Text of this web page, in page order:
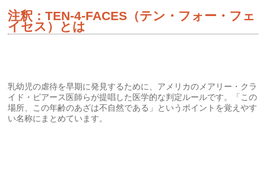
注釈：TEN-4-FACES（テン・フォー・フェ
イセス）とは
乳幼児の虐待を早期に発見するために、アメリカのメアリー・クラ
イド・ピアース医師らが提唱した医学的な判定ルールです。「この
場所、この年齢のあざは不自然である」というポイントを覚えやす
い名称にまとめています。